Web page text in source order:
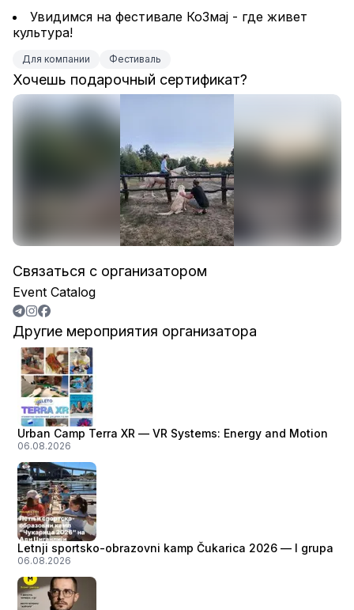
Увидимся на фестивале КоЗмај - где живет
культура!
Для компании Фестиваль
Хочешь подарочный сертификат?
Связаться с организатором
Event Catalog
Другие мероприятия организатора
Urban Camp Terra XR — VR Systems: Energy and Motion
06.08.2026
Letnji sportsko-obrazovni kamp Čukarica 2026 — I grupa
06.08.2026